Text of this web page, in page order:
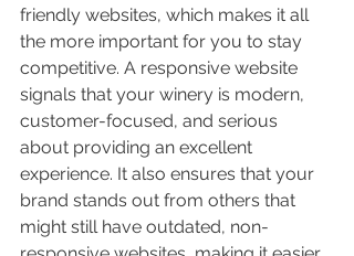
friendly websites, which makes it all
the more important for you to stay
competitive. A responsive website
signals that your winery is modern,
customer-focused, and serious
about providing an excellent
experience. It also ensures that your
brand stands out from others that
might still have outdated, non-